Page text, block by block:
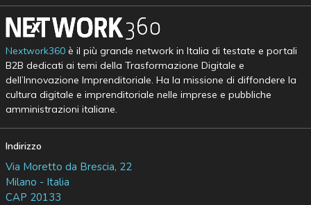
Nextwork360è il più grande network in Italia di testate e portali
B2B dedicati ai temi della Trasformazione Digitale e
dell’Innovazione Imprenditoriale. Ha la missione di diffondere la
cultura digitale e imprenditoriale nelle imprese e pubbliche
amministrazioni italiane.
Indirizzo
Via Moretto da Brescia, 22
Milano - Italia
CAP 20133